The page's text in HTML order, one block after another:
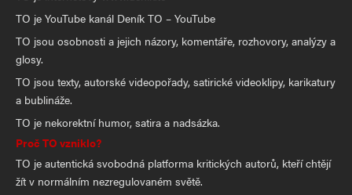
TO je YouTube kanál Deník TO – YouTube
TO jsou osobnosti a jejich názory, komentáře, rozhovory, analýzy a
glosy.
TO jsou texty, autorské videopořady, satirické videoklipy, karikatury
a bublináže.
TO je nekorektní humor, satira a nadsázka.
Proč TO vzniklo?
TO je autentická svobodná platforma kritických autorů, kteří chtějí
žít v normálním nezregulovaném světě.